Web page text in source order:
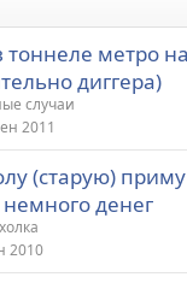
тоннеле метро
диггера)
случаи
2011
(старую)
денег
2010